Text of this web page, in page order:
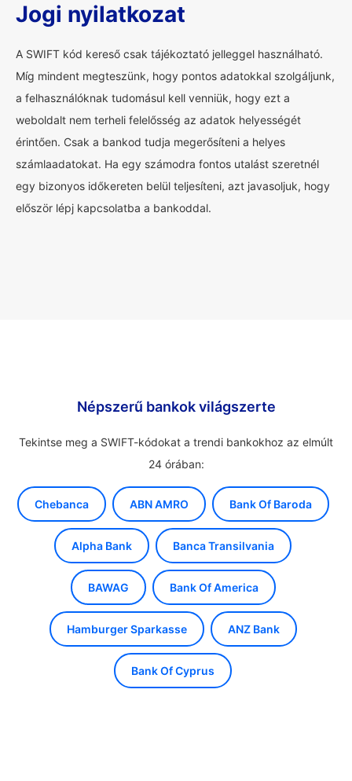
Jogi nyilatkozat
A SWIFT kód kereső csak tájékoztató jelleggel használható.
Míg mindent megteszünk, hogy pontos adatokkal szolgáljunk,
a felhasználóknak tudomásul kell venniük, hogy ezt a
weboldalt nem terheli felelősség az adatok helyességét
érintően. Csak a bankod tudja megerősíteni a helyes
számlaadatokat. Ha egy számodra fontos utalást szeretnél
egy bizonyos időkereten belül teljesíteni, azt javasoljuk, hogy
először lépj kapcsolatba a bankoddal.
Népszerű bankok világszerte
Tekintse meg a SWIFT-kódokat a trendi bankokhoz az elmúlt
24 órában:
Chebanca ABN AMRO Bank Of Baroda
Alpha Bank Banca Transilvania
BAWAG Bank Of America
Hamburger Sparkasse ANZ Bank
Bank Of Cyprus